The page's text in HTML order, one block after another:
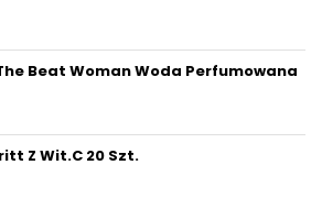
Beat Woman Woda Perfumowana
Z Wit.C 20 Szt.